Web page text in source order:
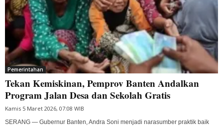
Pemerintahan
Tekan Kemiskinan, Pemprov Banten Andalkan
Program Jalan Desa dan Sekolah Gratis
Kamis 5 Maret 2026, 07:08 WIB
SERANG — Gubernur Banten, Andra Soni menjadi narasumber praktik baik